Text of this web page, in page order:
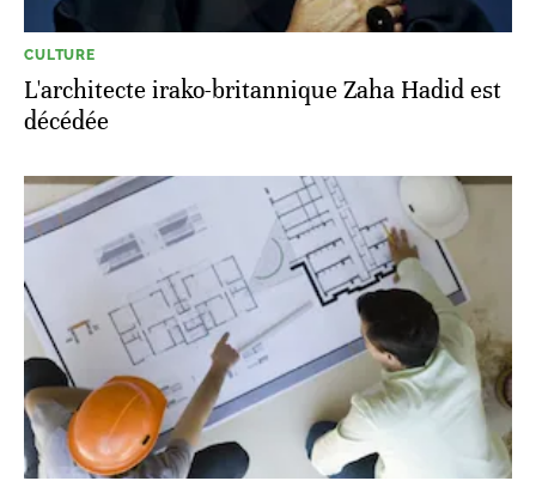
CULTURE
L'architecte irako-britannique Zaha Hadid est
décédée